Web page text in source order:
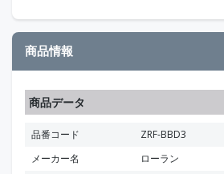
商品情報
商品データ
品番コード
ZRF-BBD3
メーカー名
ローラン